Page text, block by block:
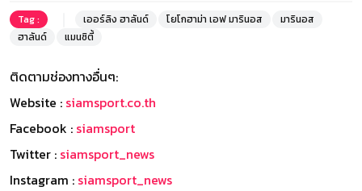
Tag : เออร์ลิง ฮาลันด์ โยโกฮาม่า เอฟ มารินอส
มารินอส
ฮาลันด์
แมนซิตี้
ติดตามช่องทางอื่นๆ:
Website : siamsport.co.th
Facebook : siamsport
Twitter : siamsport_news
Instagram : siamsport_news